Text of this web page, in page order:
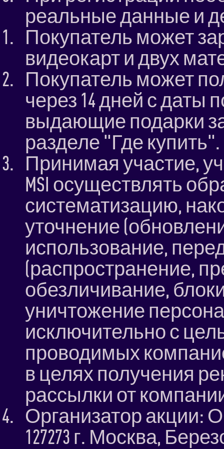
реальные данные и
Покупатель может
видеокарт и двух
Покупатель может
через 14 дней с даты
выдающие подарки
разделе "Где купить".
Принимая участие,
MSI осуществлять
систематизацию,
уточнение
использование,
(распространение,
обезличивание,
уничтожение
исключительно с
проводимых
в целях получения
рассылки от компании
Организатор
127273 г. Москва,